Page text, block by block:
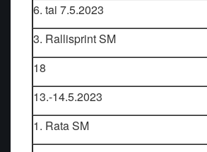
6. tai 7.5.2023
3. Rallisprint SM
18
13.-14.5.2023
1. Rata SM